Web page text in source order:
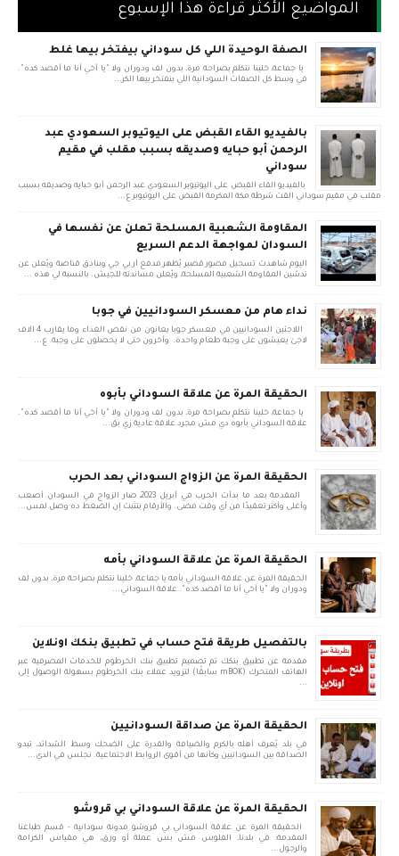
المواضيع الأكثر قراءة هذا الإسبوع
الصفة الوحيدة اللي كل سوداني بيفتخر بيها غلط
يا جماعة، خلينا نتكلم بصراحة مرة، بدون لف ودوران ولا "يا أخي أنا ما أقصد كده".
في وسط كل الصفات السودانية اللي بنفتخر بيها الكر...
بالفيديو القاء القبض على اليوتيوبر السعودي عبد
الرحمن أبو حبايه وصديقه بسبب مقلب في مقيم
سوداني
بالفيديو القاء القبض على اليوتيوبر السعودي عبد الرحمن أبو حبايه وصديقه بسبب
مقلب في مقيم سوداني القت شرطة مكة المكرمة القبض على اليوتيوبر ع...
المقاومة الشعبية المسلحة تعلن عن نفسها في
السودان لمواجهة الدعم السريع
اليوم شاهدت تسجيل مصور قصير يُظهر مدفع آر بي جي وبنادق قناصة ويُعلن عن
تدشين المقاومة الشعبية المسلحة، ويُعلن مساندته للجيش. بالنسبة لي هذه ...
نداء هام من معسكر السودانيين في جوبا
اللاجئين السودانيين في معسكر جوبا يعانون من نقص الغذاء وما يقارب 4 الاف
لاجئ يعيشون على وجبة طعام واحدة. وأخرون حتى لا يحصلون على وجبة. ع...
الحقيقة المرة عن علاقة السوداني بأبوه
يا جماعة، خلينا نتكلم بصراحة مرة، بدون لف ودوران ولا "يا أخي أنا ما أقصد كده".
علاقة السوداني بأبوه دي مش مجرد علاقة عادية زي بق...
الحقيقة المرة عن الزواج السوداني بعد الحرب
المقدمة بعد ما بدأت الحرب في أبريل 2023، صار الزواج في السودان أصعب
وأغلى وأكثر تعقيدًا من أي وقت مضى. والأرقام بتثبت إن الضغط ده وصل لمس...
الحقيقة المرة عن علاقة السوداني بأمه
الحقيقة المرة عن علاقة السوداني بأمه يا جماعة، خلينا نتكلم بصراحة مرة، بدون لف
ودوران ولا "يا أخي أنا ما أقصد كده". علاقة السوداني...
بالتفصيل طريقة فتح حساب في تطبيق بنكك اونلاين
مقدمة عن تطبيق بنكك تم تصميم تطبيق بنك الخرطوم للخدمات المصرفية عبر
الهاتف المتحرك (mBOK سابقًا) لتزويد عملاء بنك الخرطوم بسهولة الوصول إلى
...
الحقيقة المرة عن صداقة السودانيين
في بلد يُعرف أهله بالكرم والضيافة والقدرة على الضحك وسط الشدائد، تبدو
الصداقة بين السودانيين وكأنها من أقوى الروابط الاجتماعية. نجلس في الدي...
الحقيقة المرة عن علاقة السوداني بي قروشو
الحقيقة المرة عن علاقة السوداني بي قروشو مدونة سودانية - قسم طباعنا
المقدمة: في بلدنا، الفلوس مش بس عملة أو ورق، هي مقياس الكرامة
والرجول...